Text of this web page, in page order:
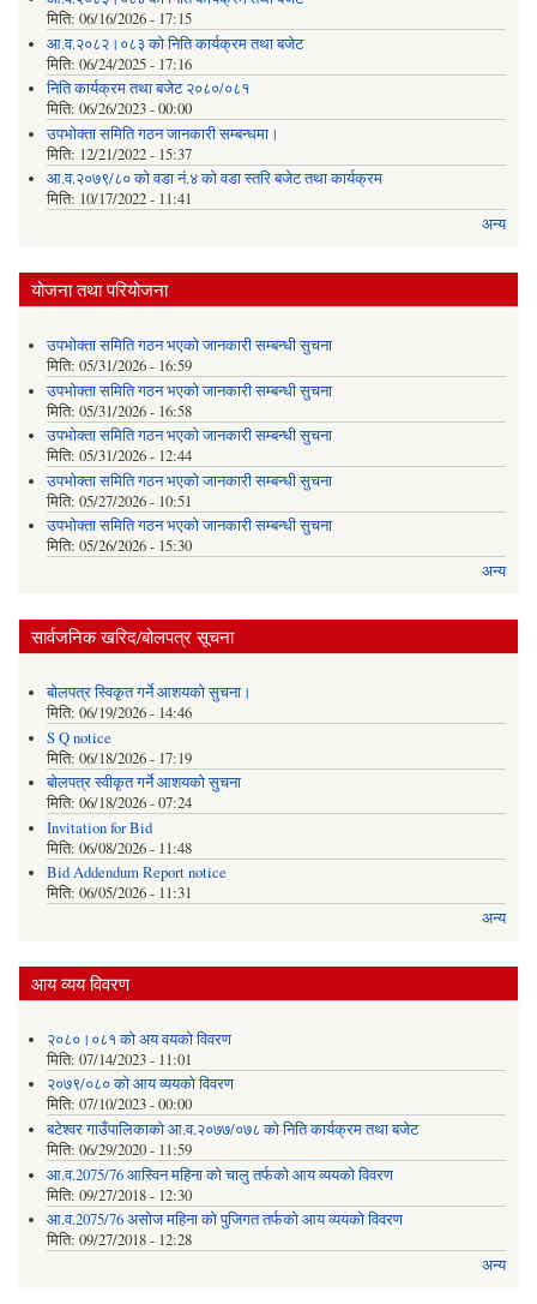
मिति: 06/16/2026 - 17:15
आ.व.२०८२।०८३ को निति कार्यक्रम तथा बजेट
मिति: 06/24/2025 - 17:16
निति कार्यक्रम तथा बजेट २०८०/०८१
मिति: 06/26/2023 - 00:00
उपभोक्ता समिति गठन जानकारी सम्बन्धमा।
मिति: 12/21/2022 - 15:37
आ.व.२०७९/८० को वडा नं.४ को वडा स्तरि बजेट तथा कार्यक्रम
मिति: 10/17/2022 - 11:41
अन्य
योजना तथा परियोजना
उपभोक्ता समिति गठन भएको जानकारी सम्बन्धी सुचना
मिति: 05/31/2026 - 16:59
उपभोक्ता समिति गठन भएको जानकारी सम्बन्धी सुचना
मिति: 05/31/2026 - 16:58
उपभोक्ता समिति गठन भएको जानकारी सम्बन्धी सुचना
मिति: 05/31/2026 - 12:44
उपभोक्ता समिति गठन भएको जानकारी सम्बन्धी सुचना
मिति: 05/27/2026 - 10:51
उपभोक्ता समिति गठन भएको जानकारी सम्बन्धी सुचना
मिति: 05/26/2026 - 15:30
अन्य
सार्वजनिक खरिद/बोलपत्र सूचना
बोलपत्र स्विकृत गर्ने आशयको सुचना।
मिति: 06/19/2026 - 14:46
S Q notice
मिति: 06/18/2026 - 17:19
बोलपत्र स्वीकृत गर्ने आशयको सुचना
मिति: 06/18/2026 - 07:24
Invitation for Bid
मिति: 06/08/2026 - 11:48
Bid Addendum Report notice
मिति: 06/05/2026 - 11:31
अन्य
आय व्यय विवरण
२०८०।०८१ को अय वयको विवरण
मिति: 07/14/2023 - 11:01
२०७९/०८० को आय व्ययको विवरण
मिति: 07/10/2023 - 00:00
बटेश्वर गाउँपालिकाको आ.व.२०७७/०७८ को निति कार्यक्रम तथा बजेट
मिति: 06/29/2020 - 11:59
आ.व.2075/76 आस्विन महिना को चालु तर्फको आय व्ययको विवरण
मिति: 09/27/2018 - 12:30
आ.व.2075/76 असोज महिना को पुजिगत तर्फको आय व्ययको विवरण
मिति: 09/27/2018 - 12:28
अन्य